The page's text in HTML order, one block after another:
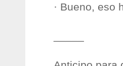
· Bueno, eso